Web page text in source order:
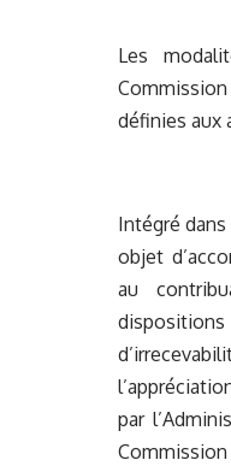
Les
définies aux
Intégré
objet
au
par